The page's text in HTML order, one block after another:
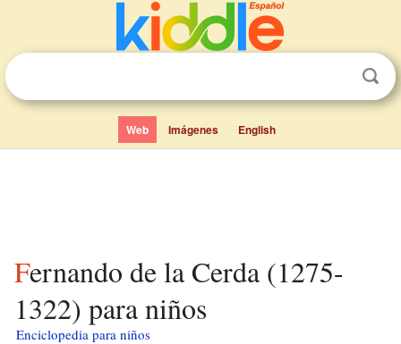
Web Imágenes English
Fernando de la Cerda (1275-
1322) para niños
Enciclopedia para niños